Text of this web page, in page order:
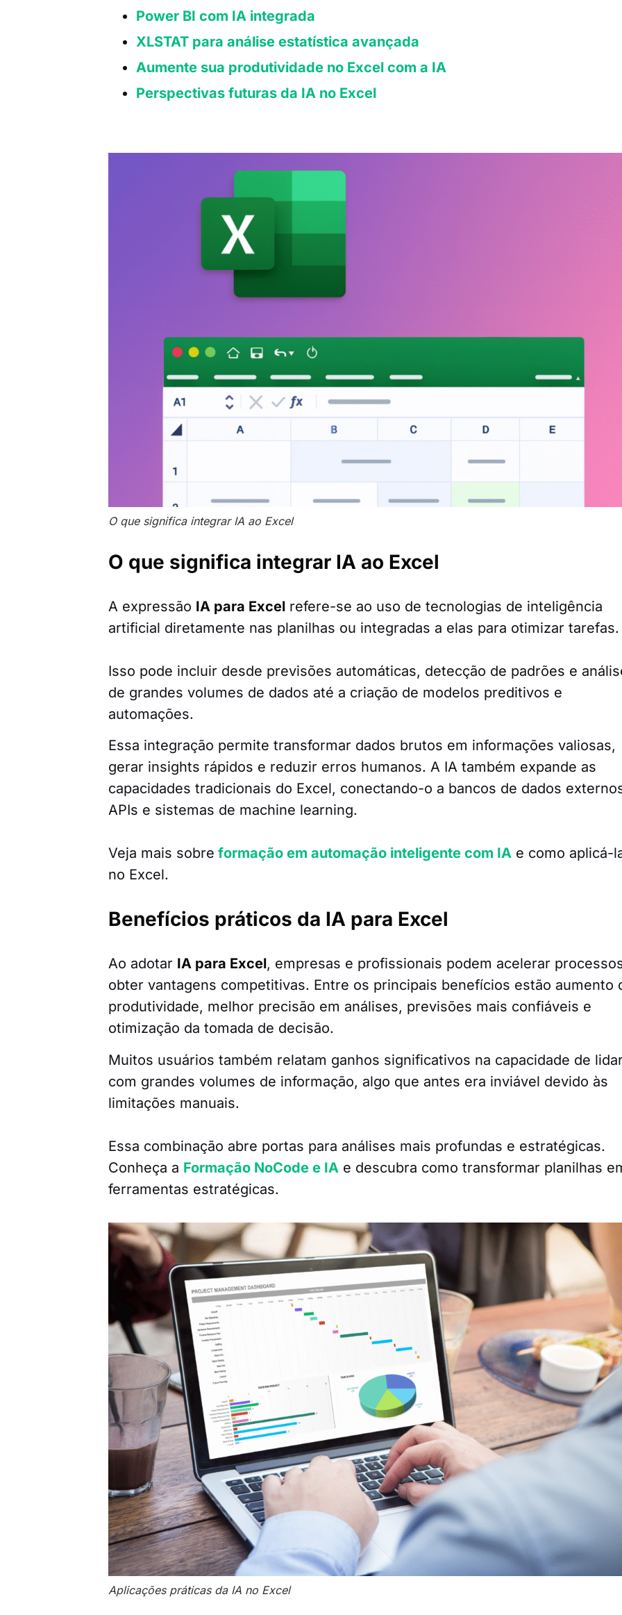
Power BI com IA integrada
XLSTAT para análise estatística avançada
Aumente sua produtividade no Excel com a IA
Perspectivas futuras da IA no Excel
O que significa integrar IA ao Excel
O que significa integrar IA ao Excel
A expressão IA para Excel refere-se ao uso de tecnologias de inteligência
artificial diretamente nas planilhas ou integradas a elas para otimizar tarefas.
Isso pode incluir desde previsões automáticas, detecção de padrões e
de grandes volumes de dados até a criação de modelos preditivos e
automações.
Essa integração permite transformar dados brutos em informações valiosas,
gerar insights rápidos e reduzir erros humanos. A IA também expande as
capacidades tradicionais do Excel, conectando-o a bancos de dados
APIs e sistemas de machine learning.
Veja mais sobre formação em automação inteligente com IA e como aplicá-
no Excel.
Benefícios práticos da IA para Excel
Ao adotar IA para Excel, empresas e profissionais podem acelerar
obter vantagens competitivas. Entre os principais benefícios estão aumento
produtividade, melhor precisão em análises, previsões mais confiáveis e
otimização da tomada de decisão.
Muitos usuários também relatam ganhos significativos na capacidade de
com grandes volumes de informação, algo que antes era inviável devido às
limitações manuais.
Essa combinação abre portas para análises mais profundas e estratégicas.
Conheça a Formação NoCode e IA e descubra como transformar planilhas
ferramentas estratégicas.
Aplicações práticas da IA no Excel